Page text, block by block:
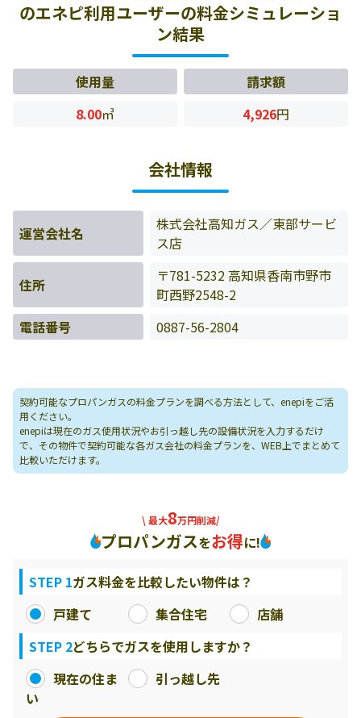
のエネピ利用ユーザーの料金シミュレーショ
ン結果
使用量
請求額
8.00㎥ 4,926円
会社情報
運営会社名
株式会社高知ガス／東部サービ
ス店
住所
〒781-5232 高知県香南市野市
町西野2548-2
電話番号
0887-56-2804
契約可能なプロパンガスの料金プランを調べる方法として、enepiをご活
用ください。
enepiは現在のガス使用状況やお引っ越し先の設備状況を入力するだけ
で、その物件で契約可能な各ガス会社の料金プランを、WEB上でまとめて
比較いただけます。
\ 最大8万円削減/
プロパンガスをお得に!
STEP 1ガス料金を比較したい物件は？
戸建て
集合住宅
店舗
STEP 2どちらでガスを使用しますか？
現在の住ま
い
引っ越し先